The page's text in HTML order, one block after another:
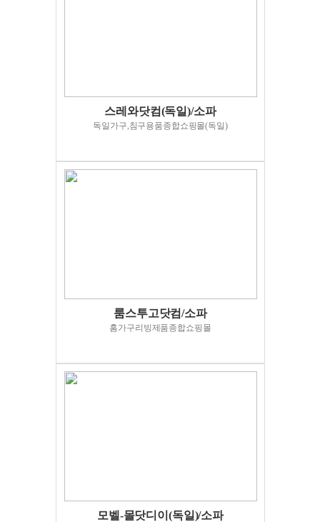
스레와닷컴(독일)/소파
독일가구,침구용품종합쇼핑몰(독일)
룸스투고닷컴/소파
홈가구리빙제품종합쇼핑몰
모벨-몰닷디이(독일)/소파